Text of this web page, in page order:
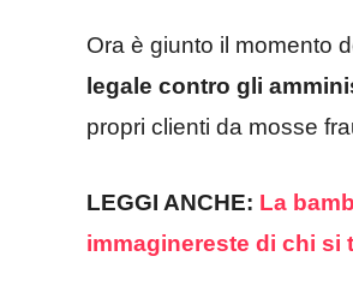
Ora è giunto il momento
legale contro gli
propri clienti da mosse
LEGGI ANCHE: La
immaginereste di chi si